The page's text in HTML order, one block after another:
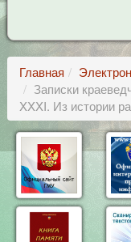
Главная
Записки
XXXI. Из истории